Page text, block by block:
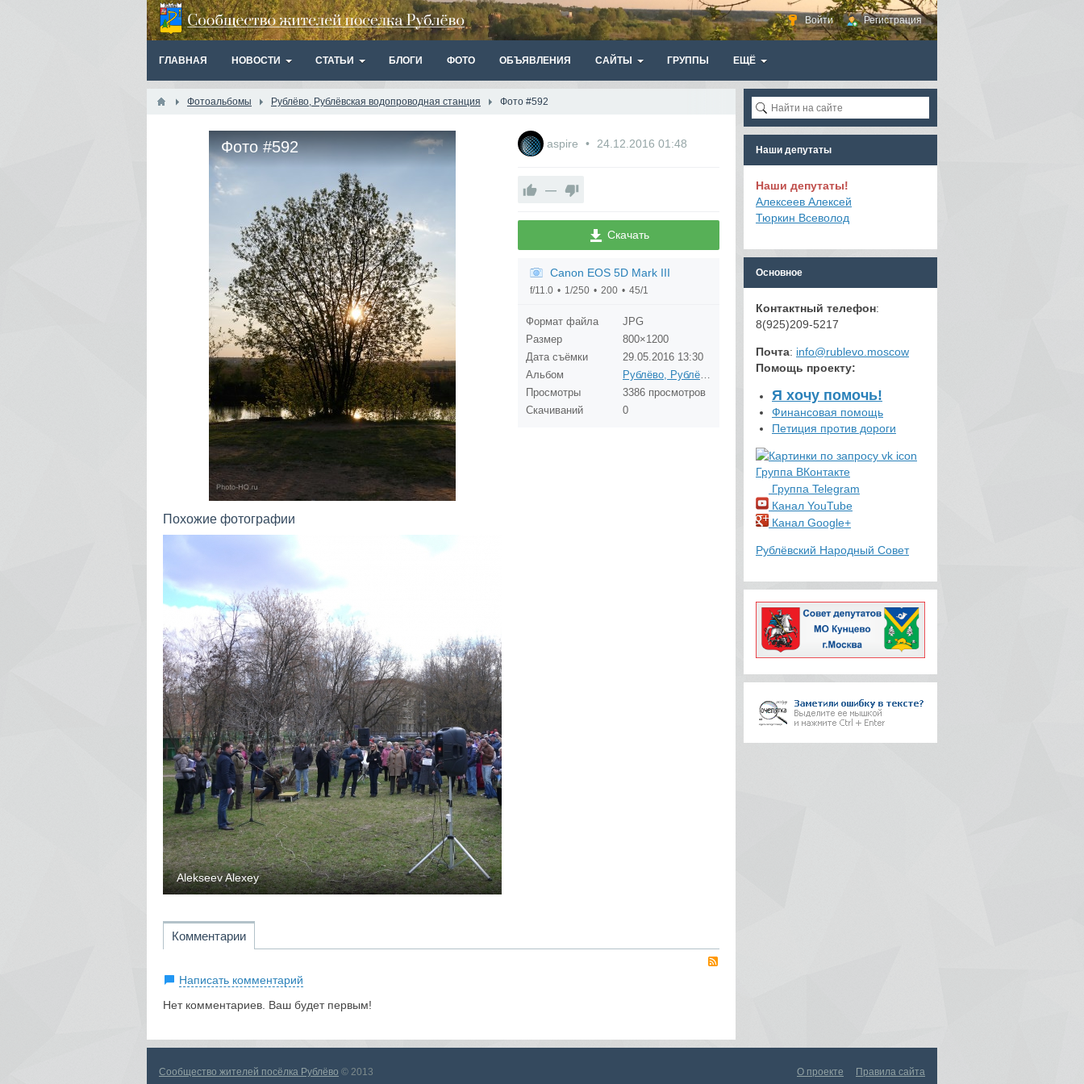
Войти Регистрация
ГЛАВНАЯ НОВОСТИ СТАТЬИ БЛОГИ ФОТО ОБЪЯВЛЕНИЯ САЙТЫ ГРУППЫ ЕЩЁ
Фотоальбомы Рублёво, Рублёвская водопроводная станция Фото #592
Фото #592
Похожие фотографии
Alekseev Alexey
aspire 24.12.2016 01:48
—
Скачать
Canon EOS 5D Mark III
f/11.0 1/250 200 45/1
Формат файла
JPG
Размер
800×1200
Дата съёмки
29.05.2016 13:30
Альбом
Рублёво, Рублёвская водопроводная станция
Просмотры
3386 просмотров
Скачиваний
0
Комментарии
Написать комментарий
Нет комментариев. Ваш будет первым!
Наши депутаты
Наши депутаты!
Алексеев Алексей
Тюркин Всеволод
Основное
Контактный телефон:
8(925)209-5217
Почта: info@rublevo.moscow
Помощь проекту:
Я хочу помочь!
Финансовая помощь
Петиция против дороги
Группа ВКонтакте
Группа Telegram
Канал YouTube
Канал Google+
Рублёвский Народный Совет
Сообщество жителей посёлка Рублёво © 2013 О проекте Правила сайта